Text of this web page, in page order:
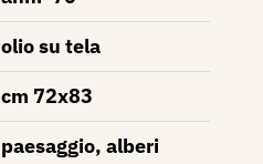
olio su tela
cm 72x83
paesaggio, alberi